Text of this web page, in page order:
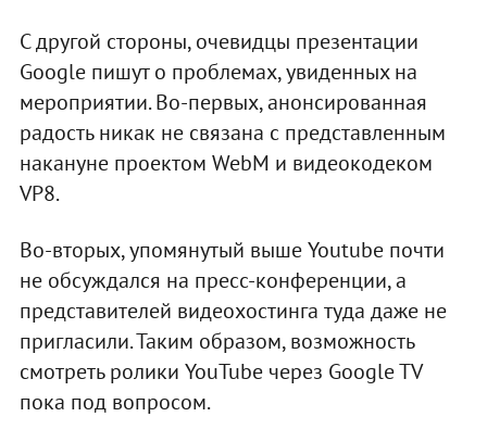
С другой стороны, очевидцы презентации
Google пишут о проблемах, увиденных на
мероприятии. Во-первых, анонсированная
радость никак не связана с представленным
накануне проектом WebM и видеокодеком
VP8.
Во-вторых, упомянутый выше Youtube почти
не обсуждался на пресс-конференции, а
представителей видеохостинга туда даже не
пригласили. Таким образом, возможность
смотреть ролики YouTube через Google TV
пока под вопросом.